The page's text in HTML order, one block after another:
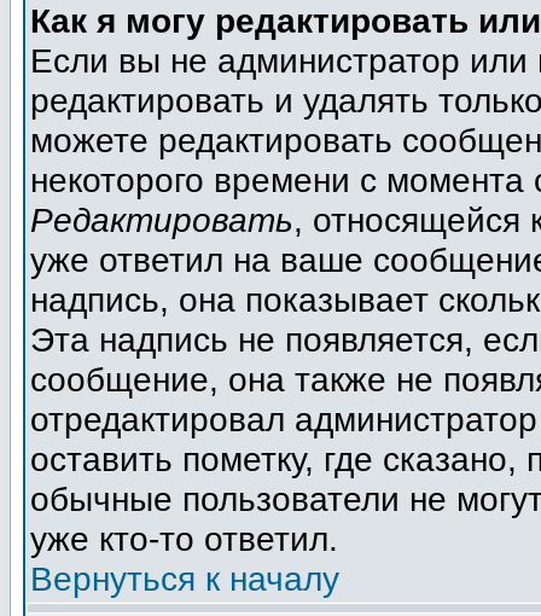
Как я могу редактировать
Если вы не администратор
редактировать и удалять
можете редактировать
некоторого времени с момента
Редактировать, относящейся
уже ответил на ваше
надпись, она показывает
Эта надпись не появляется,
сообщение, она также не
отредактировал
оставить пометку, где
обычные пользователи не
уже кто-то ответил.
Вернуться к началу